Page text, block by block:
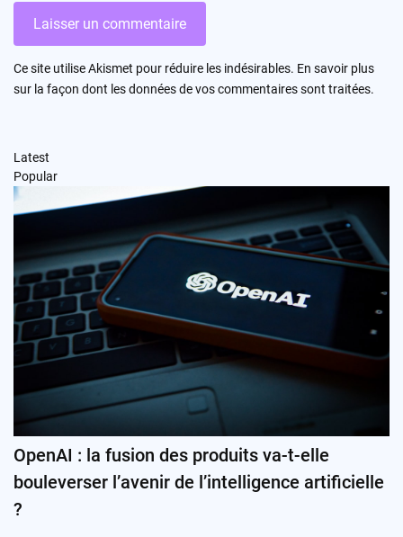
Ce site utilise Akismet pour réduire les indésirables. En savoir plus
sur la façon dont les données de vos commentaires sont traitées.
Latest
Popular
OpenAI : la fusion des produits va-t-elle
bouleverser l’avenir de l’intelligence artificielle
?